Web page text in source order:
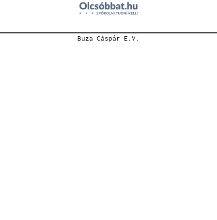
Buza Gáspár E.V.